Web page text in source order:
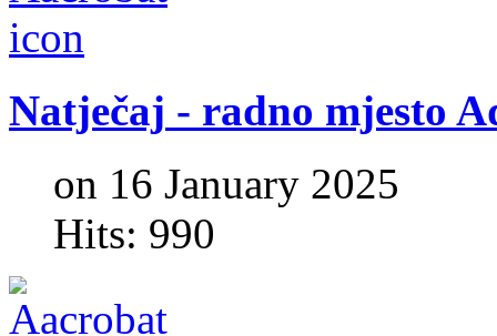
Natječaj - radno mjesto
on 16 January 2025
Hits: 990